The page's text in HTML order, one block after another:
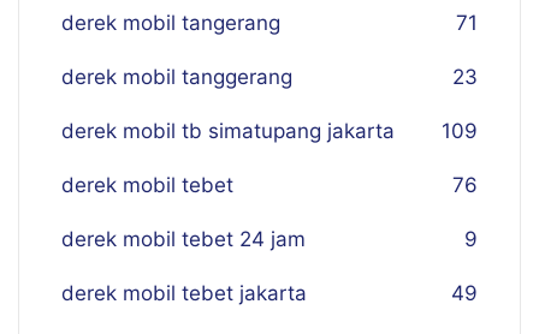
derek mobil tangerang 71
derek mobil tanggerang 23
derek mobil tb simatupang jakarta 109
derek mobil tebet 76
derek mobil tebet 24 jam 9
derek mobil tebet jakarta 49